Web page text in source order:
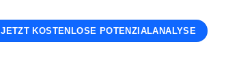
JETZT KOSTENLOSE POTENZIALANALYSE